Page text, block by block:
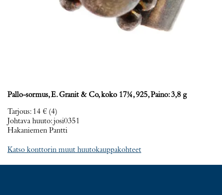
Pallo-sormus, E. Granit & Co, koko 17¼, 925, Paino: 3,8 g
Tarjous: 14 € (4)
Johtava huuto:josi0351
Hakaniemen Pantti
Katso konttorin muut huutokauppakohteet